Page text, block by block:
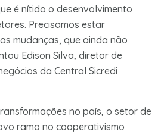
é nítido o desenvolvimento
Precisamos estar
mudanças, que ainda não
Edison Silva, diretor de
da Central Sicredi
no país, o setor de
ramo no cooperativismo